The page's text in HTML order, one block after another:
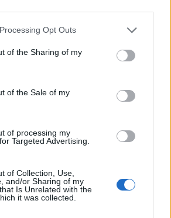
website/app uses one or more Google
or usage behaviour. You may click to
to Google and its third-party tags to
specified purposes in below Google
Opt Outs
of the Sharing of my
of the Sale of my
of processing my
Targeted Advertising.
of Collection, Use,
and/or Sharing of my
Is Unrelated with the
it was collected.
csütörtök esténként
!
és Zalán Tibor. Fotó: Hegyi Júlia
PLATON KARATAEV TRACK CINCA